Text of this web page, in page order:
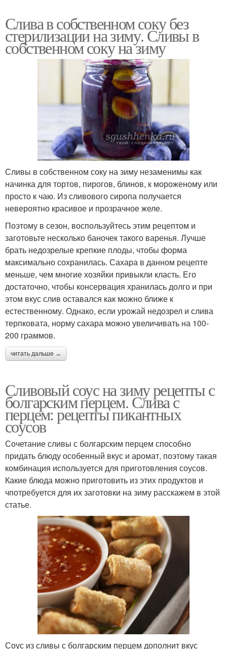
Слива в собственном соку без
стерилизации на зиму. Сливы в
собственном соку на зиму
Сливы в собственном соку на зиму незаменимы как
начинка для тортов, пирогов, блинов, к мороженому или
просто к чаю. Из сливового сиропа получается
невероятно красивое и прозрачное желе.
Поэтому в сезон, воспользуйтесь этим рецептом и
заготовьте несколько баночек такого варенья. Лучше
брать недозрелые крепкие плоды, чтобы форма
максимально сохранилась. Сахара в данном рецепте
меньше, чем многие хозяйки привыкли класть. Его
достаточно, чтобы консервация хранилась долго и при
этом вкус слив оставался как можно ближе к
естественному. Однако, если урожай недозрел и слива
терпковата, норму сахара можно увеличивать на 100-
200 граммов.
читать дальше →
Сливовый соус на зиму рецепты с
болгарским перцем. Слива с
перцем: рецепты пикантных
соусов
Сочетание сливы с болгарским перцем способно
придать блюду особенный вкус и аромат, поэтому такая
комбинация используется для приготовления соусов.
Какие блюда можно приготовить из этих продуктов и
чпотребуется для их заготовки на зиму расскажем в этой
статье.
Соус из сливы с болгарским перцем дополнит вкус